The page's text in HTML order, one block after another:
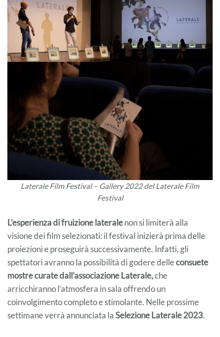
Laterale Film Festival – Gallery 2022 del Laterale Film
Festival
L’esperienza di fruizione lateralenon si limiterà alla
visione dei film selezionati: il festival inizierà prima delle
proiezioni e proseguirà successivamente. Infatti, gli
spettatori avranno la possibilità di godere delleconsuete
mostre curate dall’associazione Laterale,che
arricchiranno l’atmosfera in sala offrendo un
coinvolgimento completo e stimolante. Nelle prossime
settimane verrà annunciata laSelezione Laterale 2023.